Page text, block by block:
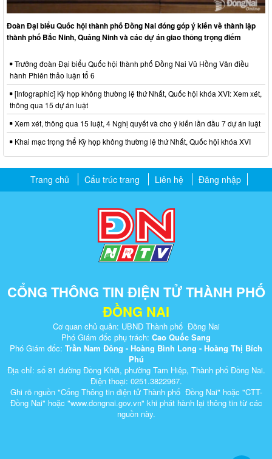
Đoàn Đại biểu Quốc hội thành phố Đồng Nai đóng góp ý kiến về thành lập
thành phố Bắc Ninh, Quảng Ninh và các dự án giao thông trọng điểm
Trưởng đoàn Đại biểu Quốc hội thành phố Đồng Nai Vũ Hồng Văn điều
hành Phiên thảo luận tổ 6
[Infographic] Kỳ họp không thường lệ thứ Nhất, Quốc hội khóa XVI: Xem xét,
thông qua 15 dự án luật
Xem xét, thông qua 15 luật, 4 Nghị quyết và cho ý kiến lần đầu 7 dự án luật
Khai mạc trọng thể Kỳ họp không thường lệ thứ Nhất, Quốc hội khóa XVI
Trang chủ Cấu trúc trang Liên hệ Đăng nhập
CỔNG THÔNG TIN ĐIỆN TỬ THÀNH PHỐ
ĐỒNG NAI
Cơ quan chủ quản: UBND Thành phố Đồng Nai
Phó Giám đốc phụ trách: Cao Quốc Sang
Phó Giám đốc: Trần Nam Đông - Hoàng Bình Long - Hoàng Thị Bích
Phú
Địa chỉ: số 81 đường Đồng Khởi, phường Tam Hiệp, Thành phố Đồng Nai.
Điện thoại: 0251.3822967.
Ghi rõ nguồn "Cổng Thông tin điện tử Thành phố Đồng Nai" hoặc "CTT-
Đồng Nai" hoặc "www.dongnai.g​ov.vn" khi ​phát hành lại thông tin từ các
nguồn này.​